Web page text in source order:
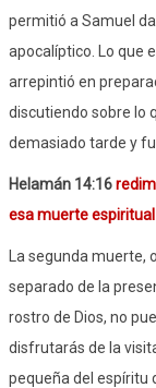
permitió a Samuel
apocalíptico. Lo que
arrepintió en
discutiendo sobre lo
demasiado tarde y
Helamán 14:16
esa muerte espiritual
La segunda muerte,
separado de la
rostro de Dios, no
disfrutarás de la
pequeña del espíritu